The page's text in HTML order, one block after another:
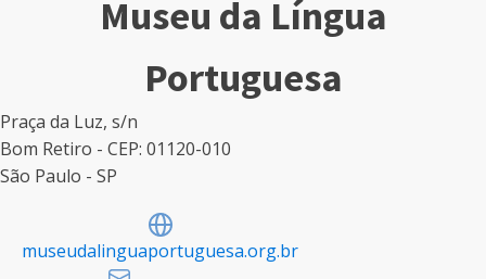
Museu da Língua
Portuguesa
Praça da Luz, s/n
Bom Retiro - CEP: 01120-010
São Paulo - SP
museudalinguaportuguesa.org.br